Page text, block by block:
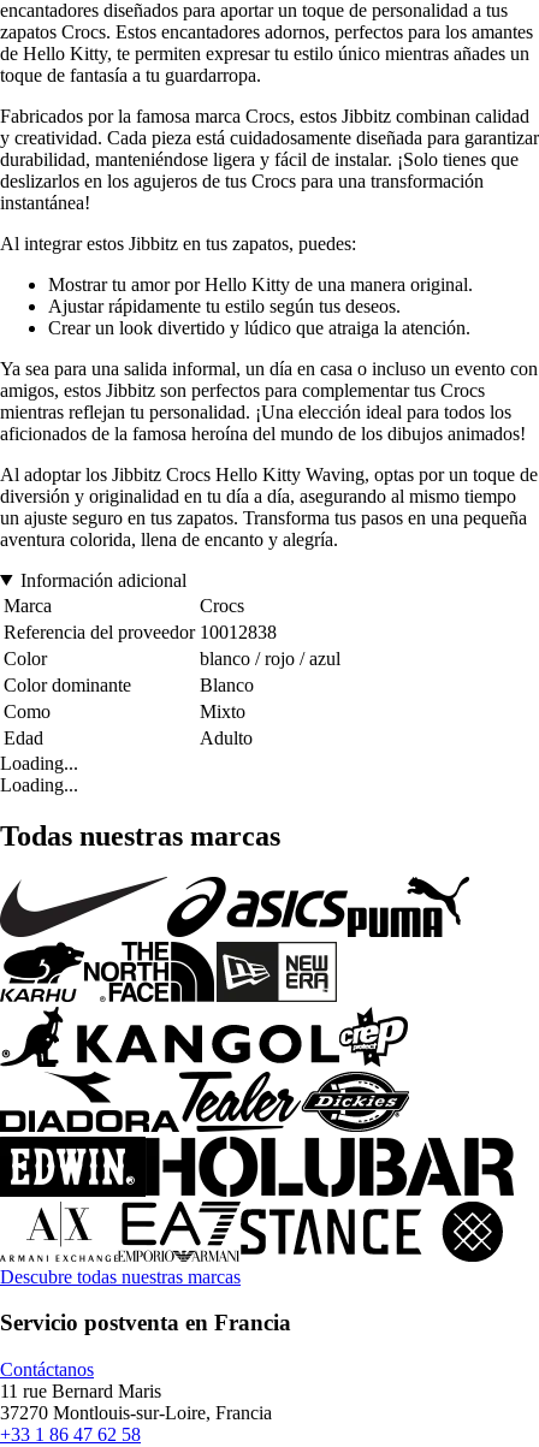
encantadores diseñados para aportar un toque de personalidad a tus
zapatos Crocs. Estos encantadores adornos, perfectos para los amantes
de Hello Kitty, te permiten expresar tu estilo único mientras añades un
toque de fantasía a tu guardarropa.
Fabricados por la famosa marca Crocs, estos Jibbitz combinan calidad
y creatividad. Cada pieza está cuidadosamente diseñada para garantizar
durabilidad, manteniéndose ligera y fácil de instalar. ¡Solo tienes que
deslizarlos en los agujeros de tus Crocs para una transformación
instantánea!
Al integrar estos Jibbitz en tus zapatos, puedes:
Mostrar tu amor por Hello Kitty de una manera original.
Ajustar rápidamente tu estilo según tus deseos.
Crear un look divertido y lúdico que atraiga la atención.
Ya sea para una salida informal, un día en casa o incluso un evento con
amigos, estos Jibbitz son perfectos para complementar tus Crocs
mientras reflejan tu personalidad. ¡Una elección ideal para todos los
aficionados de la famosa heroína del mundo de los dibujos animados!
Al adoptar los Jibbitz Crocs Hello Kitty Waving, optas por un toque de
diversión y originalidad en tu día a día, asegurando al mismo tiempo
un ajuste seguro en tus zapatos. Transforma tus pasos en una pequeña
aventura colorida, llena de encanto y alegría.
Información adicional
Marca
Crocs
Referencia del proveedor 10012838
Color
blanco / rojo / azul
Color dominante
Blanco
Como
Mixto
Edad
Adulto
Loading...
Loading...
Todas nuestras marcas
Descubre todas nuestras marcas
Servicio postventa en Francia
Contáctanos
11 rue Bernard Maris
37270 Montlouis-sur-Loire, Francia
+33 1 86 47 62 58